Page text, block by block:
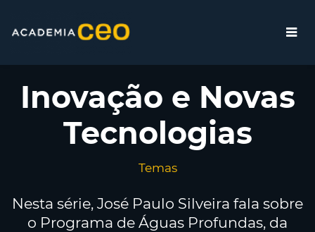
Inovação e Novas
Tecnologias
Temas
Nesta série, José Paulo Silveira fala sobre
o Programa de Águas Profundas, da